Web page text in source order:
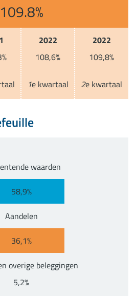
109.8%
2022
108,6%
1e kwartaal
2022
109,8%
2e kwartaal
waarden
58,9%
Aandelen
36,1%
overige beleggingen
5,2%